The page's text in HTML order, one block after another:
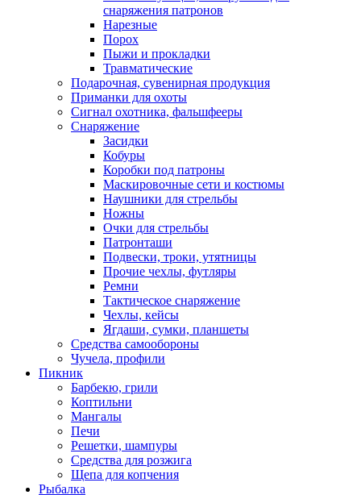
снаряжения патронов
Нарезные
Порох
Пыжи и прокладки
Травматические
Подарочная, сувенирная продукция
Приманки для охоты
Сигнал охотника, фальшфееры
Снаряжение
Засидки
Кобуры
Коробки под патроны
Маскировочные сети и костюмы
Наушники для стрельбы
Ножны
Очки для стрельбы
Патронташи
Подвески, троки, утятницы
Прочие чехлы, футляры
Ремни
Тактическое снаряжение
Чехлы, кейсы
Ягдаши, сумки, планшеты
Средства самообороны
Чучела, профили
Пикник
Барбекю, грили
Коптильни
Мангалы
Печи
Решетки, шампуры
Средства для розжига
Щепа для копчения
Рыбалка